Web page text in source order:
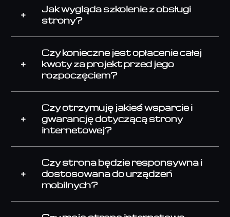
Jak wygląda szkolenie z obsługi
strony?
Czy konieczne jest opłacenie całej
kwoty za projekt przed jego
rozpoczęciem?
Czy otrzymuję jakieś wsparcie i
gwarancję dotyczącą strony
internetowej?
Czy strona będzie responsywna i
dostosowana do urządzeń
mobilnych?